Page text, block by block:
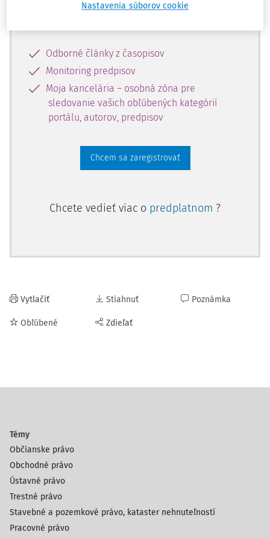
Vďaka registrácii získate prístup aj k
Odborné články z časopisov
Monitoring predpisov
Moja kancelária – osobná zóna pre
sledovanie vašich obľúbených kategórií
portálu, autorov, predpisov
Chcem sa zaregistrovať
Chcete vedieť viac o predplatnom ?
Vytlačiť
Obľúbené
Stiahnuť
Zdieľať
Poznámka
Témy
Občianske právo
Obchodné právo
Ústavné právo
Trestné právo
Stavebné a pozemkové právo, kataster nehnuteľností
Pracovné právo
Nastavenia súborov cookie